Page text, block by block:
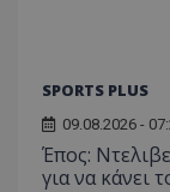
SPORTS PLUS
09.08.2026 -
Έπος:
για να κάνει